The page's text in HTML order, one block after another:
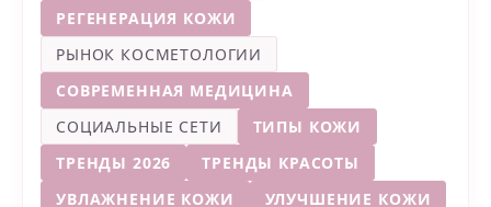
РЕГЕНЕРАЦИЯ КОЖИ
РЫНОК КОСМЕТОЛОГИИ
СОВРЕМЕННАЯ МЕДИЦИНА
СОЦИАЛЬНЫЕ СЕТИ
ТИПЫ КОЖИ
ТРЕНДЫ 2026
ТРЕНДЫ КРАСОТЫ
УВЛАЖНЕНИЕ КОЖИ
УЛУЧШЕНИЕ КОЖИ